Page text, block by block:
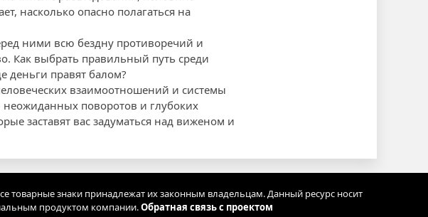
насколько опасно полагаться на
ними всю бездну противоречий и
Как выбрать правильный путь среди
деньги правят балом?
взаимоотношений и системы
поворотов и глубоких
заставят вас задуматься над виженом и
товарные знаки принадлежат их законным владельцам. Данный ресурс носит
продуктом компании.Обратная связь с проектом